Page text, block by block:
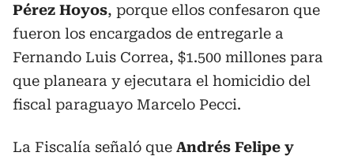
Pérez Hoyos, porque ellos confesaron que
fueron los encargados de entregarle a
Fernando Luis Correa, $1.500 millones para
que planeara y ejecutara el homicidio del
fiscal paraguayo Marcelo Pecci.
La Fiscalía señaló que Andrés Felipe y